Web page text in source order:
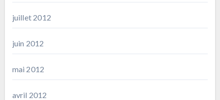
juillet 2012
juin 2012
mai 2012
avril 2012